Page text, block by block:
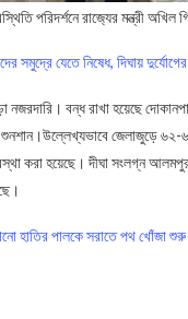
পরিদর্শনে রাজ‍্যের মন্ত্রী অখিল
সমুদ্রে যেতে নিষেধ, দিঘায়
নজরদারি। বন্ধ রাখা হয়েছে
শুনশান।উল্লেখ্যভাবে জেলাজুড়ে ৬২-
করা হয়েছে। দীঘা সংলগ্ন
হাতির পালকে সরাতে পথ খোঁজা শুরু